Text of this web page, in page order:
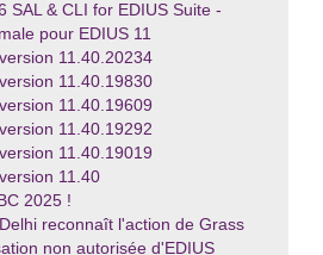
SAL & CLI for EDIUS Suite -
pour EDIUS 11
11.40.20234
11.40.19830
11.40.19609
11.40.19292
11.40.19019
11.40
2025 !
reconnaît l'action de Grass
non autorisée d'EDIUS